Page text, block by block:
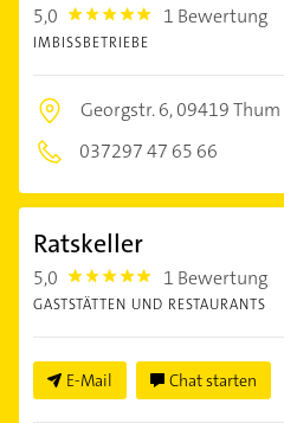
5,0 5.0 1 Bewertung
IMBISSBETRIEBE
Georgstr. 6,09419 Thum
037297 47 65 66
Ratskeller
5,0 5.0 1 Bewertung
GASTSTÄTTEN UND RESTAURANTS
E-Mail Chat starten